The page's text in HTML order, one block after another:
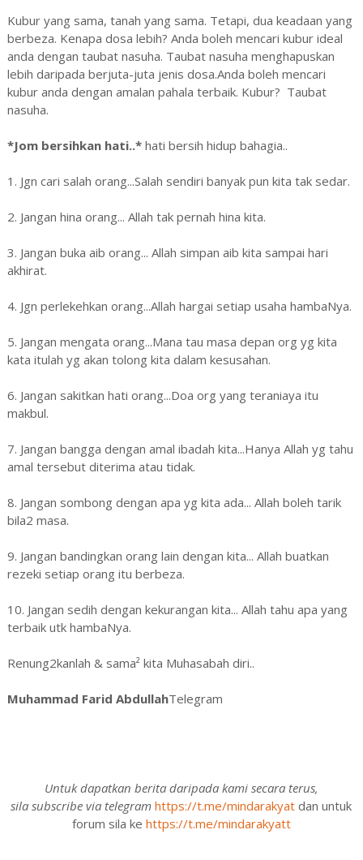
Kubur yang sama, tanah yang sama. Tetapi, dua keadaan yang
berbeza. Kenapa dosa lebih? Anda boleh mencari kubur ideal
anda dengan taubat nasuha. Taubat nasuha menghapuskan
lebih daripada berjuta-juta jenis dosa.Anda boleh mencari
kubur anda dengan amalan pahala terbaik. Kubur? Taubat
nasuha.
*Jom bersihkan hati..* hati bersih hidup bahagia..
1. Jgn cari salah orang...Salah sendiri banyak pun kita tak sedar.
2. Jangan hina orang... Allah tak pernah hina kita.
3. Jangan buka aib orang... Allah simpan aib kita sampai hari
akhirat.
4. Jgn perlekehkan orang...Allah hargai setiap usaha hambaNya.
5. Jangan mengata orang...Mana tau masa depan org yg kita
kata itulah yg akan tolong kita dalam kesusahan.
6. Jangan sakitkan hati orang...Doa org yang teraniaya itu
makbul.
7. Jangan bangga dengan amal ibadah kita...Hanya Allah yg tahu
amal tersebut diterima atau tidak.
8. Jangan sombong dengan apa yg kita ada... Allah boleh tarik
bila2 masa.
9. Jangan bandingkan orang lain dengan kita... Allah buatkan
rezeki setiap orang itu berbeza.
10. Jangan sedih dengan kekurangan kita... Allah tahu apa yang
terbaik utk hambaNya.
Renung2kanlah & sama² kita Muhasabah diri..
Muhammad Farid AbdullahTelegram
Untuk dapatkan berita daripada kami secara terus,
sila subscribe via telegram https://t.me/mindarakyat dan untuk
forum sila ke https://t.me/mindarakyatt